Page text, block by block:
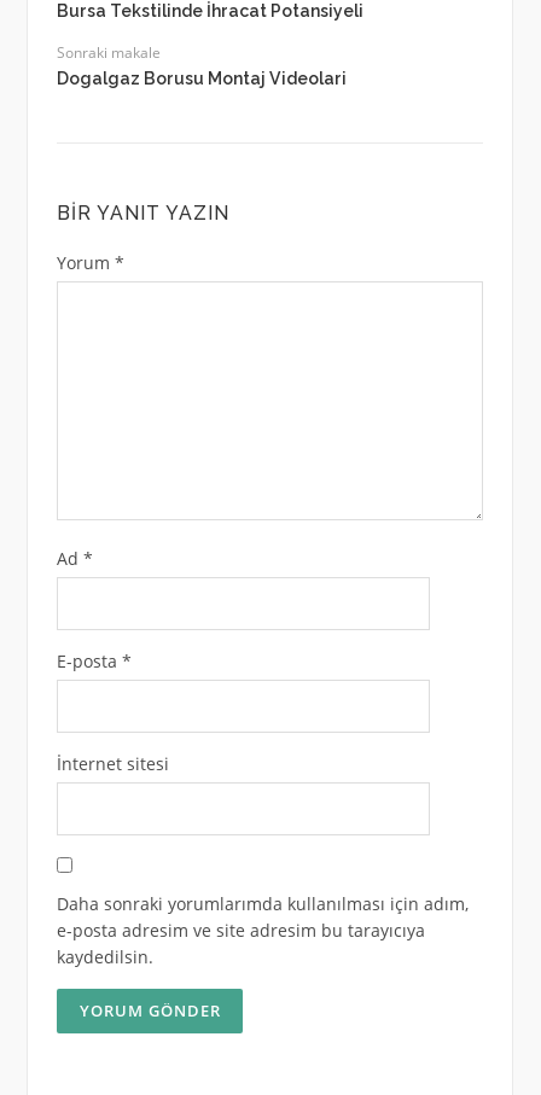
Bursa Tekstilinde İhracat Potansiyeli
Sonraki makale
Dogalgaz Borusu Montaj Videolari
BIR YANIT YAZIN
Yorum *
Ad *
E-posta *
İnternet sitesi
Daha sonraki yorumlarımda kullanılması için adım,
e-posta adresim ve site adresim bu tarayıcıya
kaydedilsin.